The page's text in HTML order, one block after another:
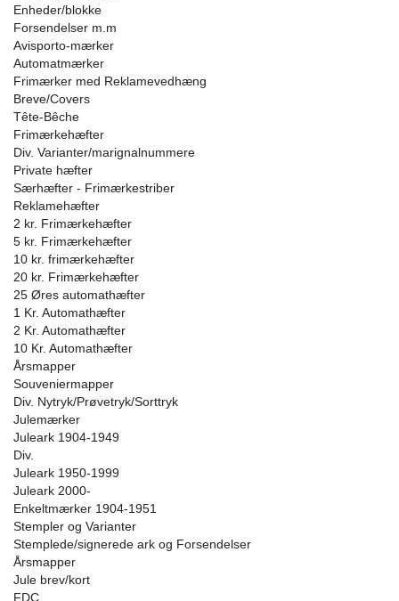
Enheder/blokke
Forsendelser m.m
Avisporto-mærker
Automatmærker
Frimærker med Reklamevedhæng
Breve/Covers
Tête-Bêche
Frimærkehæfter
Div. Varianter/marignalnummere
Private hæfter
Særhæfter - Frimærkestriber
Reklamehæfter
2 kr. Frimærkehæfter
5 kr. Frimærkehæfter
10 kr. frimærkehæfter
20 kr. Frimærkehæfter
25 Øres automathæfter
1 Kr. Automathæfter
2 Kr. Automathæfter
10 Kr. Automathæfter
Årsmapper
Souveniermapper
Div. Nytryk/Prøvetryk/Sorttryk
Julemærker
Juleark 1904-1949
Div.
Juleark 1950-1999
Juleark 2000-
Enkeltmærker 1904-1951
Stempler og Varianter
Stemplede/signerede ark og Forsendelser
Årsmapper
Jule brev/kort
FDC